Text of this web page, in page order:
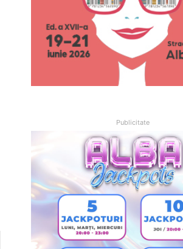
Publicitate